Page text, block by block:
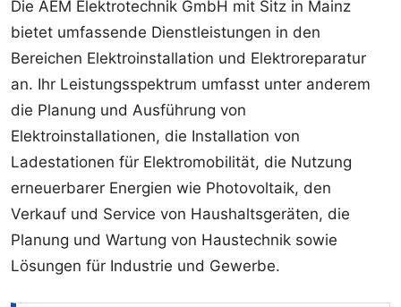
Die AEM Elektrotechnik GmbH mit Sitz in Mainz
bietet umfassende Dienstleistungen in den
Bereichen Elektroinstallation und Elektroreparatur
an. Ihr Leistungsspektrum umfasst unter anderem
die Planung und Ausführung von
Elektroinstallationen, die Installation von
Ladestationen für Elektromobilität, die Nutzung
erneuerbarer Energien wie Photovoltaik, den
Verkauf und Service von Haushaltsgeräten, die
Planung und Wartung von Haustechnik sowie
Lösungen für Industrie und Gewerbe.